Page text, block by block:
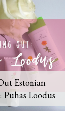
Estonian
Puhas Loodus